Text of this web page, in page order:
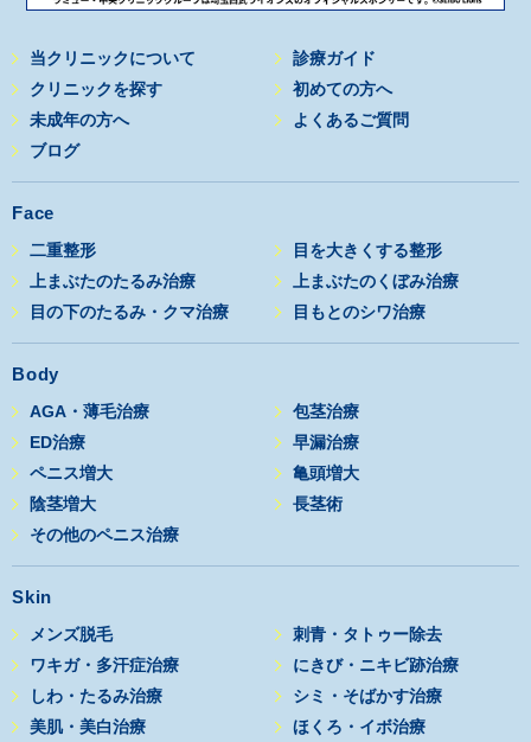
当クリニックについて
診療ガイド
クリニックを探す
初めての方へ
未成年の方へ
よくあるご質問
ブログ
Face
二重整形
目を大きくする整形
上まぶたのたるみ治療
上まぶたのくぼみ治療
目の下のたるみ・クマ治療
目もとのシワ治療
Body
AGA・薄毛治療
包茎治療
ED治療
早漏治療
ペニス増大
亀頭増大
陰茎増大
長茎術
その他のペニス治療
Skin
メンズ脱毛
刺青・タトゥー除去
ワキガ・多汗症治療
にきび・ニキビ跡治療
しわ・たるみ治療
シミ・そばかす治療
美肌・美白治療
ほくろ・イボ治療